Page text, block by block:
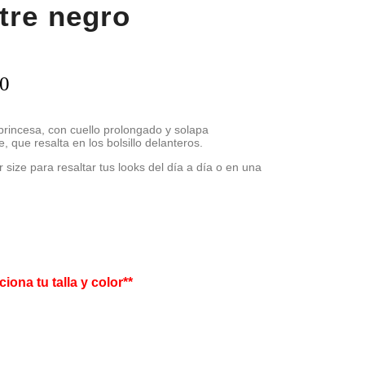
negro
con cuello prolongado y solapa
que resalta en los bolsillo delanteros.
size para resaltar tus looks del día a día o en una
tu talla y color**